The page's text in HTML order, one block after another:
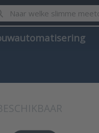
a search term.